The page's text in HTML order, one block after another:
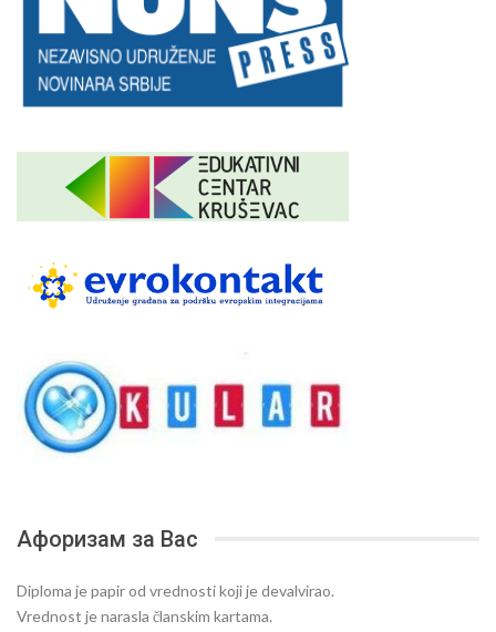
Афоризам за Вас
Diploma je papir od vrednosti koji je devalvirao.
Vrednost je narasla članskim kartama.